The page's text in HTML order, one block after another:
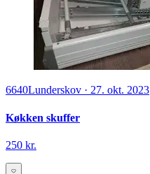
6640Lunderskov · 27. okt. 2023
Køkken skuffer
250 kr.